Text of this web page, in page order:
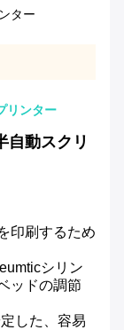
ター
リンター
自動スクリ
印刷するため
シリン
ッドの調節
した、容易